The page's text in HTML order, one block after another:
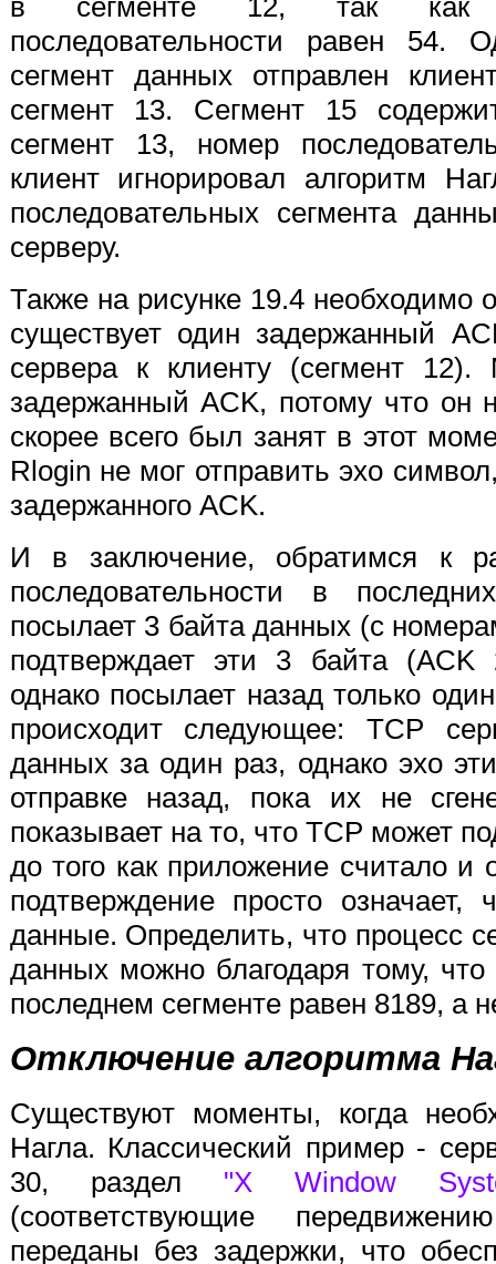
последовательности равен 54.
сегмент данных отправлен
сегмент 13. Сегмент 15
сегмент 13, номер
клиент игнорировал алгоритм
последовательных сегмента
серверу.
Также на рисунке 19.4 необходимо
существует один задержанный
сервера к клиенту (сегмент
задержанный ACK, потому что он
скорее всего был занят в этот
Rlogin не мог отправить эхо
задержанного ACK.
И в заключение, обратимся к
последовательности в
посылает 3 байта данных (с
подтверждает эти 3 байта
однако посылает назад только
происходит следующее: TCP
данных за один раз, однако эхо
отправке назад, пока их не
показывает на то, что TCP может
до того как приложение считало и
подтверждение просто означает,
данные. Определить, что процесс
данных можно благодаря тому,
последнем сегменте равен 8189, а
Отключение алгоритма
Существуют моменты, когда
Нагла. Классический пример -
30, раздел "X Window
(соответствующие
переданы без задержки, что